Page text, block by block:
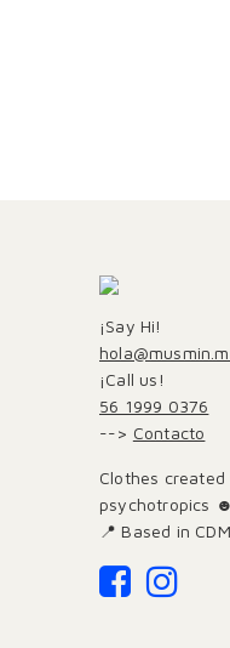
¡Say Hi!
¡Call us!
56 1999 0376
--> Contacto
Clothes
psychotropics ☻
📍 Based in